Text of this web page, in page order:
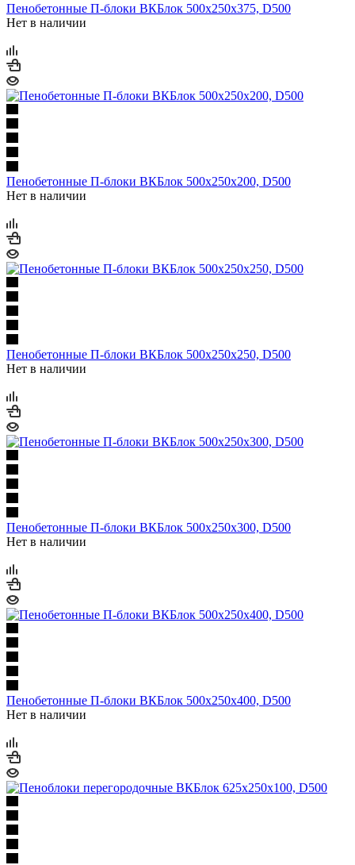
Пенобетонные П-блоки ВКБлок 500х250х375, D500
Нет в наличии
Пенобетонные П-блоки ВКБлок 500х250х200, D500
Нет в наличии
Пенобетонные П-блоки ВКБлок 500х250х250, D500
Нет в наличии
Пенобетонные П-блоки ВКБлок 500х250х300, D500
Нет в наличии
Пенобетонные П-блоки ВКБлок 500х250х400, D500
Нет в наличии